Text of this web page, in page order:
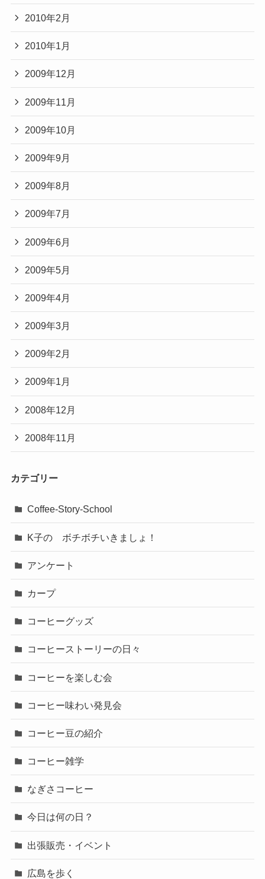
2010年2月
2010年1月
2009年12月
2009年11月
2009年10月
2009年9月
2009年8月
2009年7月
2009年6月
2009年5月
2009年4月
2009年3月
2009年2月
2009年1月
2008年12月
2008年11月
カテゴリー
Coffee-Story-School
K子の ボチボチいきましょ！
アンケート
カープ
コーヒーグッズ
コーヒーストーリーの日々
コーヒーを楽しむ会
コーヒー味わい発見会
コーヒー豆の紹介
コーヒー雑学
なぎさコーヒー
今日は何の日？
出張販売・イベント
広島を歩く